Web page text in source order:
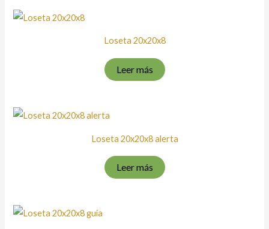
Loseta 20x20x8
Leer más
Loseta 20x20x8 alerta
Leer más